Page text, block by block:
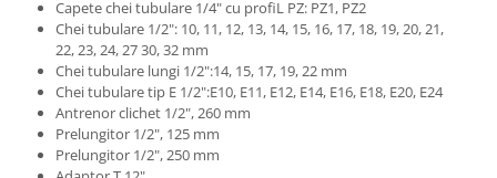
Aspiratoare
Suflante Frunze
Unelte Gradinarit
Ventilatoare & Sisteme Racire
Aparate de aer conditionat
Capete chei tubulare 1/4" cu profiL PZ: PZ1, PZ2
Chei tubulare 1/2": 10, 11, 12, 13, 14, 15, 16, 17, 18, 19, 20, 21,
22, 23, 24, 27 30, 32 mm
Chei tubulare lungi 1/2":14, 15, 17, 19, 22 mm
Chei tubulare tip E 1/2":E10, E11, E12, E14, E16, E18, E20, E24
Antrenor clichet 1/2", 260 mm
Prelungitor 1/2", 125 mm
Prelungitor 1/2", 250 mm